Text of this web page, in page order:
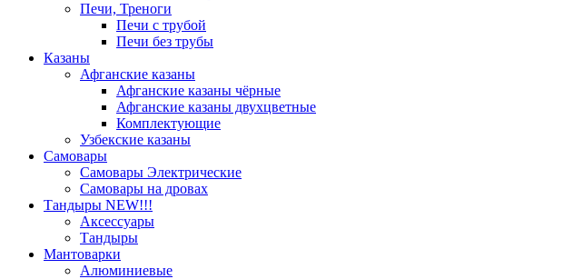
Печи, Треноги
Печи с трубой
Печи без трубы
Казаны
Афганские казаны
Афганские казаны чёрные
Афганские казаны двухцветные
Комплектующие
Узбекские казаны
Самовары
Самовары Электрические
Самовары на дровах
Тандыры NEW!!!
Аксессуары
Тандыры
Мантоварки
Алюминиевые